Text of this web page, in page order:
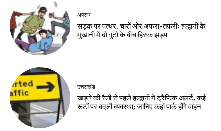
अपराध
सड़क पर पत्थर, चारों ओर अफरा-तफरीः हल्द्वानी के
मुखानी में दो गुटों के बीच हिंसक झड़प
उत्तराखंड
खड़गे की रैली से पहले हल्द्वानी में ट्रैफिक अलर्ट, कई
रूटों पर बदली व्यवस्था; जानिए कहां पार्क होंगे वाहन